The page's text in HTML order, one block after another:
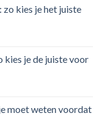
kies je het juiste
kies je de juiste voor
moet weten voordat